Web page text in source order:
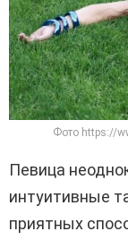
Фото https://
Певица
интуитивные
приятных